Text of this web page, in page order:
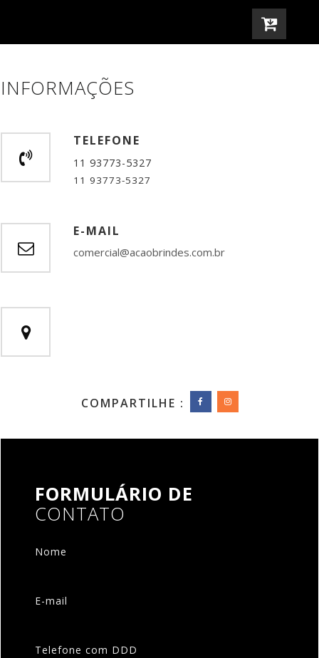
INFORMAÇÕES
TELEFONE
11 93773-5327
11 93773-5327
E-MAIL
comercial@acaobrindes.com.br
COMPARTILHE :
FORMULÁRIO DE
CONTATO
Nome
E-mail
Telefone com DDD